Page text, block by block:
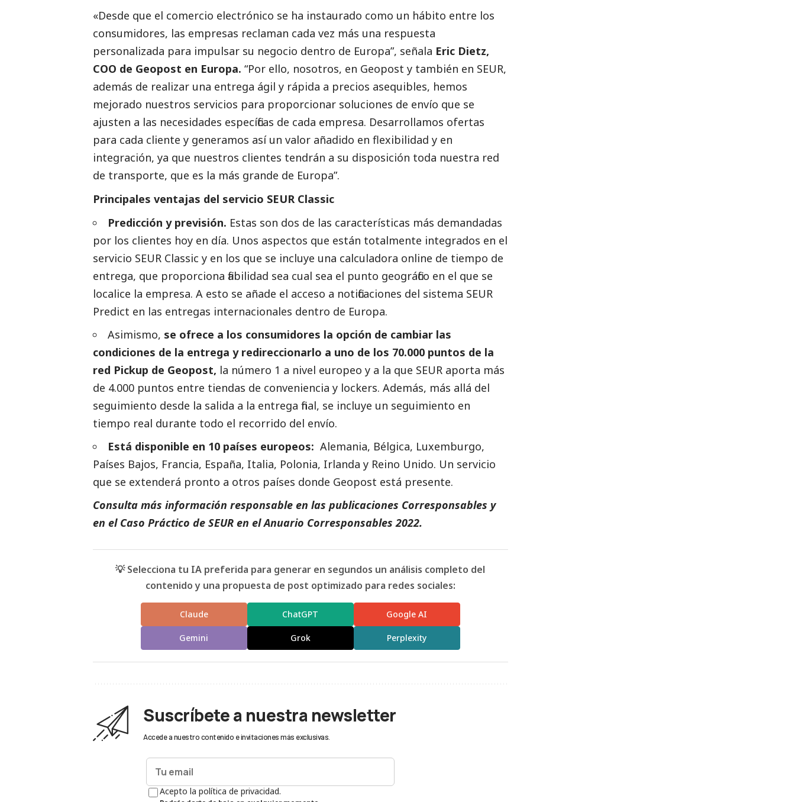
«Desde que el comercio electrónico se ha instaurado como un hábito entre los
consumidores, las empresas reclaman cada vez más una respuesta
personalizada para impulsar su negocio dentro de Europa”, señala Eric Dietz,
COO de Geopost en Europa. “Por ello, nosotros, en Geopost y también en SEUR,
además de realizar una entrega ágil y rápida a precios asequibles, hemos
mejorado nuestros servicios para proporcionar soluciones de envío que se
ajusten a las necesidades específicas de cada empresa. Desarrollamos ofertas
para cada cliente y generamos así un valor añadido en flexibilidad y en
integración, ya que nuestros clientes tendrán a su disposición toda nuestra red
de transporte, que es la más grande de Europa”.
Principales ventajas del servicio SEUR Classic
Predicción y previsión. Estas son dos de las características más demandadas
por los clientes hoy en día. Unos aspectos que están totalmente integrados en el
servicio SEUR Classic y en los que se incluye una calculadora online de tiempo de
entrega, que proporciona fiabilidad sea cual sea el punto geográfico en el que se
localice la empresa. A esto se añade el acceso a notificaciones del sistema SEUR
Predict en las entregas internacionales dentro de Europa.
Asimismo, se ofrece a los consumidores la opción de cambiar las
condiciones de la entrega y redireccionarlo a uno de los 70.000 puntos de la
red Pickup de Geopost, la número 1 a nivel europeo y a la que SEUR aporta más
de 4.000 puntos entre tiendas de conveniencia y lockers. Además, más allá del
seguimiento desde la salida a la entrega final, se incluye un seguimiento en
tiempo real durante todo el recorrido del envío.
Está disponible en 10 países europeos: Alemania, Bélgica, Luxemburgo,
Países Bajos, Francia, España, Italia, Polonia, Irlanda y Reino Unido. Un servicio
que se extenderá pronto a otros países donde Geopost está presente.
Consulta más información responsable en las publicaciones Corresponsables y
en el Caso Práctico de SEUR en elAnuario Corresponsables 2022.
💡 Selecciona tu IA preferida para generar en segundos un análisis completo del
contenido y una propuesta de post optimizado para redes sociales:
Claude ChatGPT Google AI
Gemini Grok Perplexity
Suscríbete a nuestra newsletter
Accede a nuestro contenido e invitaciones más exclusivas.
Acepto la política de privacidad.